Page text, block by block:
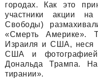
городах. Как это
участники акции
Свободы)
«Смерть Америке».
Израиля и США, неся
США и фотографией
Дональда Трампа.
тирании».